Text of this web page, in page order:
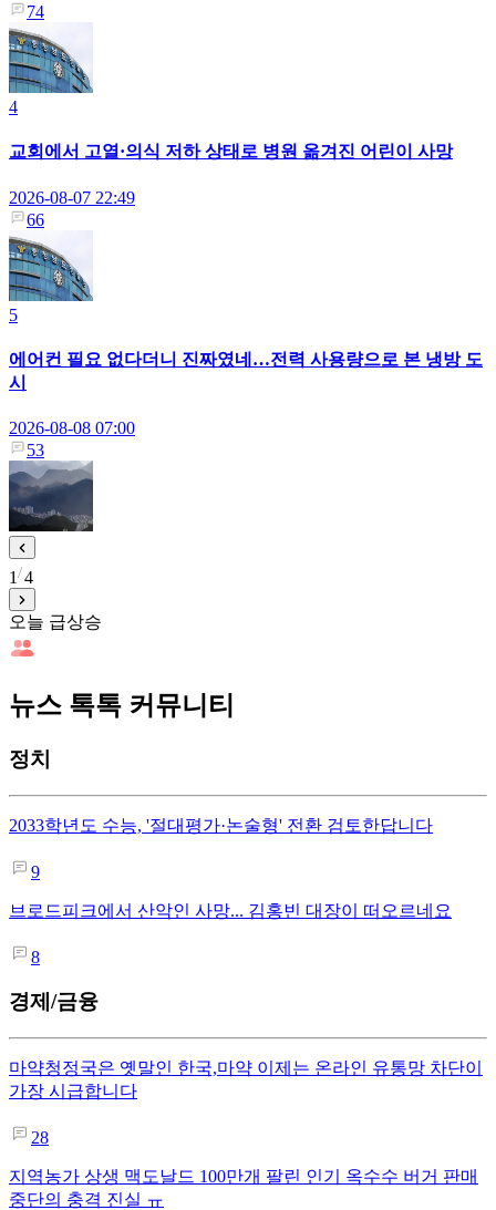
74
4
교회에서 고열·의식 저하 상태로 병원 옮겨진 어린이 사망
2026-08-07 22:49
66
5
에어컨 필요 없다더니 진짜였네…전력 사용량으로 본 냉방 도
시
2026-08-08 07:00
53
1 4
오늘 급상승
뉴스 톡톡 커뮤니티
정치
2033학년도 수능, '절대평가·논술형' 전환 검토한답니다
9
브로드피크에서 산악인 사망... 김홍빈 대장이 떠오르네요
8
경제/금융
마약청정국은 옛말인 한국,마약 이제는 온라인 유통망 차단이
가장 시급합니다
28
지역농가 상생 맥도날드 100만개 팔린 인기 옥수수 버거 판매
중단의 충격 진실 ㅠ